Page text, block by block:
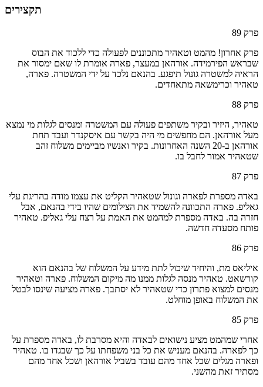
תקצירים
פרק 89
פרק אחרון! מהמט וטאהיר מתכוננים לפעולה כדי ללכוד את הבוס
שבראש הפירמידה. אורהאן במעצר, פארה אומרת לו שאם ימסור את
הראיה למשטרה גונול תיפגע. בהנאם נלכד על ידי המשטרה. פארה,
טאהיר וכרימשאה מתאחדים.
פרק 88
טאהיר, היזיר ובקיר משתפים פעולה עם המשטרה ומנסים לגלות מי נמצא
מעל אורהאן. הם מחפשים מי היה בקשר עם איסקנדר ועבד תחת
אורהאן ב-20 השנה האחרונות. בקיר ואנשיו מביימים משלוח זהב
שטאהיר אמור לחבל בו.
פרק 87
באדה מספרת לפארה וגונול שטאהיר הקליט את עצמו מודה בהריגת עלי
גאליפ. פארה התכוונה להשמיד את הצילומים שהיו בידי בהנאם, אבל
חזרה בה. באדה מספרת למהמט את האמת על רצח עלי גאליפ. טאהיר
פותח מסעדה חדשה.
פרק 86
איליאס מת, והיחיד שיכול לתת מידע על המשלוח של בהנאם הוא
קורשאט. טאהיר מנסה לגלות ממנו מה מיקום המשלוח. פארה וטאהיר
מנסים למצוא פתרון כדי שטאהיר לא יסתבך. פארה מציעה שינסו לבטל
את המשלוח באופן מוחלט.
פרק 85
אחרי שמהמט מציע נישואים לבאדה והיא מסרבת לו, באדה מספרת על
כך לפארה. בהנאם מעניש את כל בני משפחתו על כך שבגדו בו. טאהיר
ופארה מגלים שכל אחד מהם עובד בשביל אורהאן ושכל אחד מהם
מסתיר זאת מהשני.